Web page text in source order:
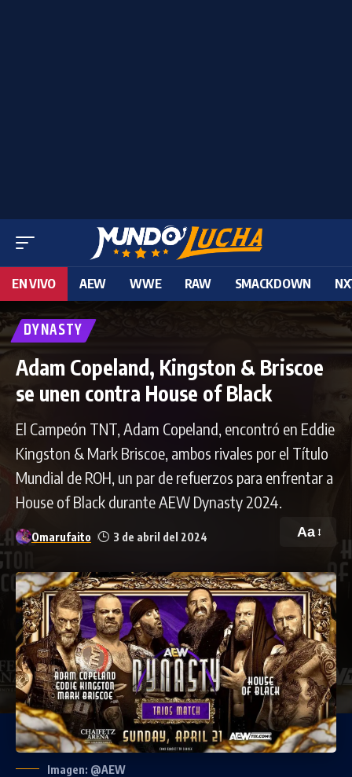
EN VIVO AEW WWE RAW SMACKDOWN
DYNASTY
Adam Copeland, Kingston & Briscoe
se unen contra House of Black
El Campeón TNT, Adam Copeland, encontró en Eddie
Kingston & Mark Briscoe, ambos rivales por el Título
Mundial de ROH, un par de refuerzos para enfrentar a
House of Black durante AEW Dynasty 2024.
Omarufaito 3 de abril del 2024 Aa
Imagen: @AEW